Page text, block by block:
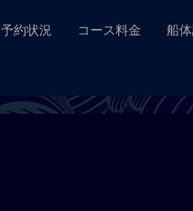
予約状況 コース料金 船